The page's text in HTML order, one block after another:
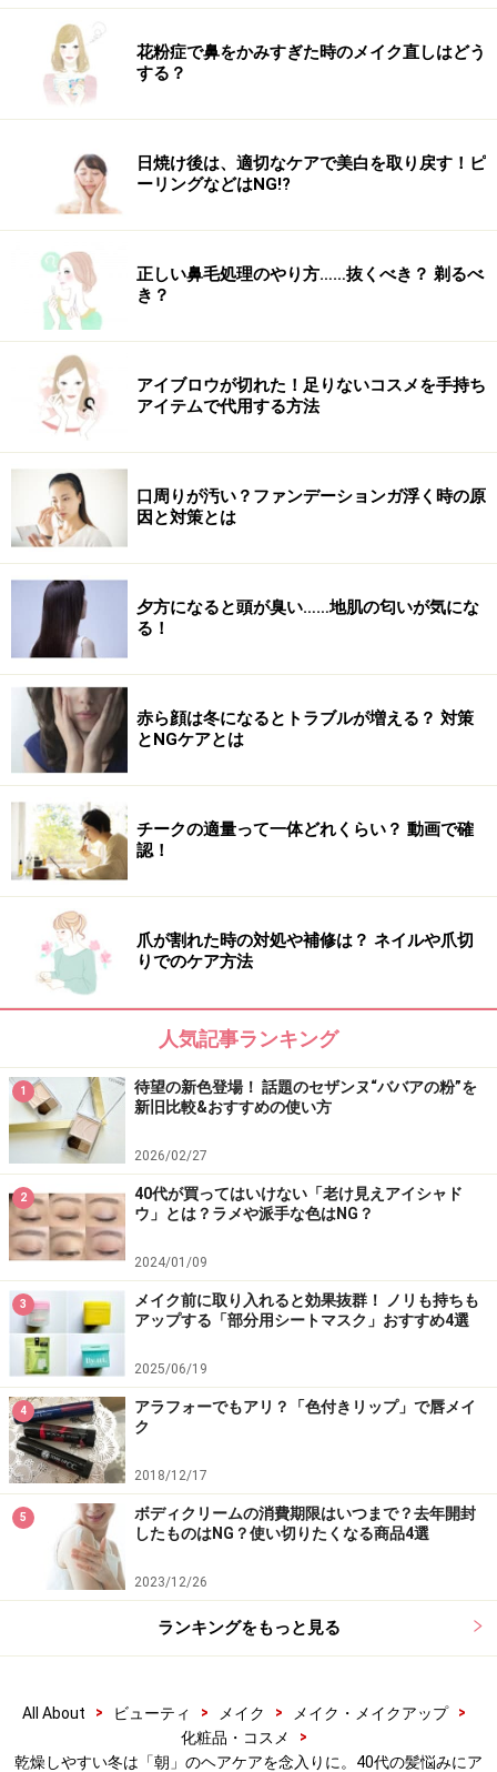
■おすすめ商品：スプリナージュ UV シャワー
比較的コンパクトなサイズで使い切りやすい、スプレータイ
プの日焼け止め
髪やボディに吹きかけて紫外線対策ができる、スプレー
タイプの日焼け止め。吹きかけた後に髪は手で整え、ボ
ディは手でのばせばムラになったり、白くなったりする
こともありません。使用後に軋みやパサつきが出ず、ケ
ア効果が高いのも◎。
DATA：「スプリナージュ UV シャワー」45g（74mL）
／税込1760円
頭皮や髪にまつわるお悩みを改善するには根気よくケア
を続けていくことが大切です。それだけに早めに取り組
う予防にも繋がります。
い。
※出典元：読者17,436人の声 「髪にまつわる悩みごと」
は？ー花王『くらしの研究』
※記事内容は執筆時点のものです。最新の内容をご確認くださ
い。
※個人の体質、また、誤った方法による実践に起因して肌荒れや
不調を引き起こす場合があります。実践の際には、必ず自身の体
質及び健康状態を十分に考慮し、正しい方法で行ってください。
また、全ての方への有効性を保証するものではありません。
【編集部おすすめの購入サイト】
Amazonで化粧品・コスメをチェック！
花粉症で鼻をかみすぎた時のメイク直しはどう
する？
日焼け後は、適切なケアで美白を取り戻す！ピ
ーリングなどはNG!?
正しい鼻毛処理のやり方……抜くべき？ 剃るべ
き？
アイブロウが切れた！足りないコスメを手持ち
アイテムで代用する方法
口周りが汚い？ファンデーションガ浮く時の原
因と対策とは
夕方になると頭が臭い……地肌の匂いが気にな
る！
赤ら顔は冬になるとトラブルが増える？ 対策
とNGケアとは
チークの適量って一体どれくらい？ 動画で確
認！
爪が割れた時の対処や補修は？ ネイルや爪切
りでのケア方法
人気記事ランキング
1
待望の新色登場！ 話題のセザンヌ“ババアの粉”を
新旧比較&おすすめの使い方
2026/02/27
2
40代が買ってはいけない「老け見えアイシャド
ウ」とは？ラメや派手な色はNG？
2024/01/09
3
メイク前に取り入れると効果抜群！ ノリも持ちも
アップする「部分用シートマスク」おすすめ4選
2025/06/19
4
アラフォーでもアリ？「色付きリップ」で唇メイ
ク
2018/12/17
5
ボディクリームの消費期限はいつまで？去年開封
したものはNG？使い切りたくなる商品4選
2023/12/26
ランキングをもっと見る
All About > ビューティ > メイク > メイク・メイクアップ
>
化粧品・コスメ
>
乾燥しやすい冬は「朝」のヘアケアを念入りに。40代の髪悩みにア